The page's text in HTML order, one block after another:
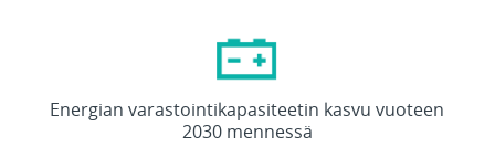
Energian varastointikapasiteetin kasvu vuoteen
2030 mennessä